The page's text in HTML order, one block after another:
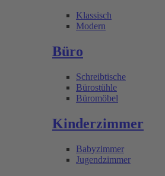
Klassisch
Modern
Büro
Schreibtische
Bürostühle
Büromöbel
Kinderzimmer
Babyzimmer
Jugendzimmer